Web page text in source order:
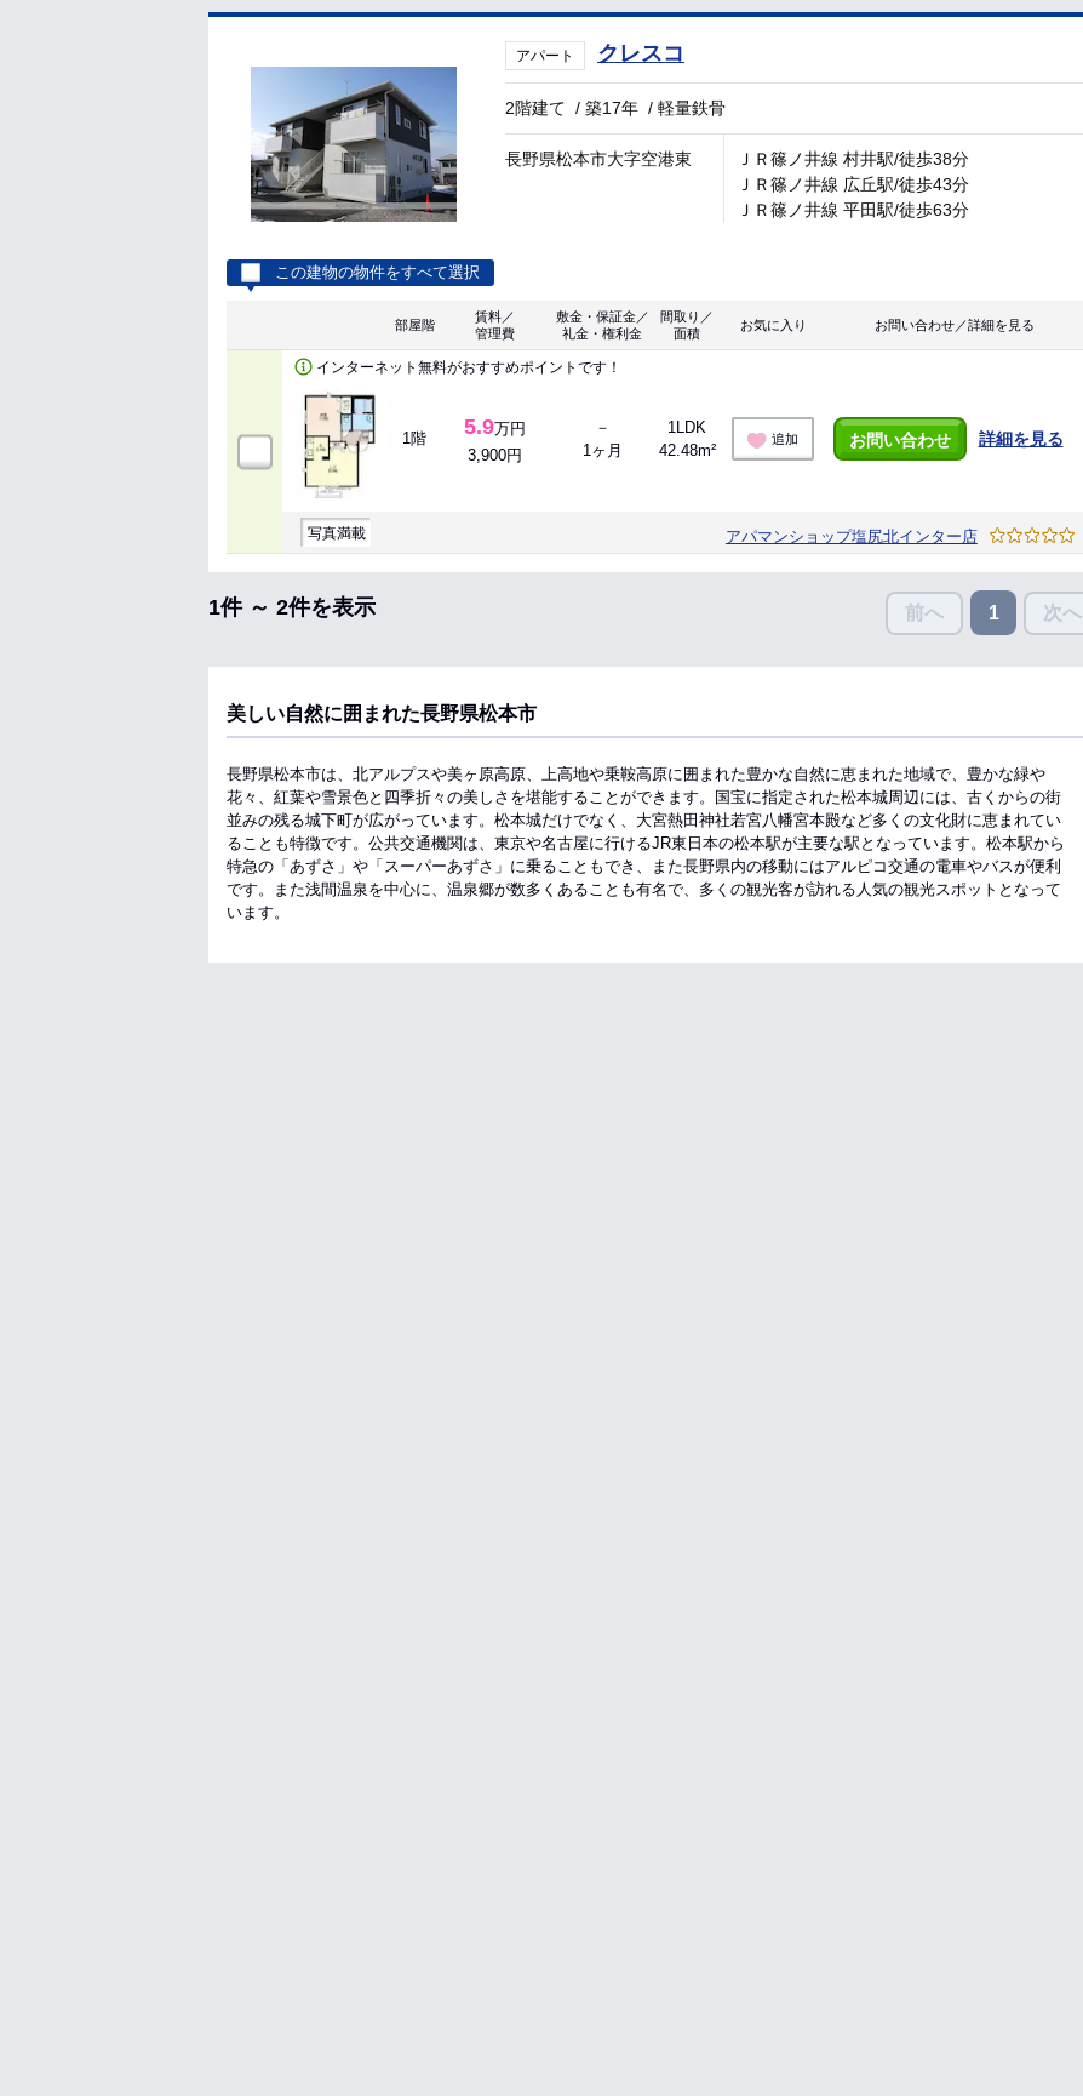
アパート クレスコ
2階建て /築17年 /軽量鉄骨
長野県松本市大字空港東
ＪＲ篠ノ井線 村井駅/徒歩38分
ＪＲ篠ノ井線 広丘駅/徒歩43分
ＪＲ篠ノ井線 平田駅/徒歩63分
この建物の物件をすべて選択
部屋階
賃料／
管理費
敷金・保証金／
礼金・権利金
間取り／
面積
お気に入り お問い合わせ／詳細を見る
インターネット無料がおすすめポイントです！
1階 5.9万円
3,900円
－
1ヶ月
1LDK
42.48m²
追加 お問い合わせ 詳細を見る
写真満載 アパマンショップ塩尻北インター店
1件 ～ 2件を表示 前へ 1 次へ
美しい自然に囲まれた長野県松本市
長野県松本市は、北アルプスや美ヶ原高原、上高地や乗鞍高原に囲まれた豊かな自然に恵まれた地域で、豊かな緑や
花々、紅葉や雪景色と四季折々の美しさを堪能することができます。国宝に指定された松本城周辺には、古くからの街
並みの残る城下町が広がっています。松本城だけでなく、大宮熱田神社若宮八幡宮本殿など多くの文化財に恵まれてい
ることも特徴です。公共交通機関は、東京や名古屋に行けるJR東日本の松本駅が主要な駅となっています。松本駅から
特急の「あずさ」や「スーパーあずさ」に乗ることもでき、また長野県内の移動にはアルピコ交通の電車やバスが便利
です。また浅間温泉を中心に、温泉郷が数多くあることも有名で、多くの観光客が訪れる人気の観光スポットとなって
います。